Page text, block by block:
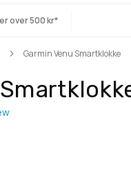
over 500 kr*
Garmin Venu Smartklokke